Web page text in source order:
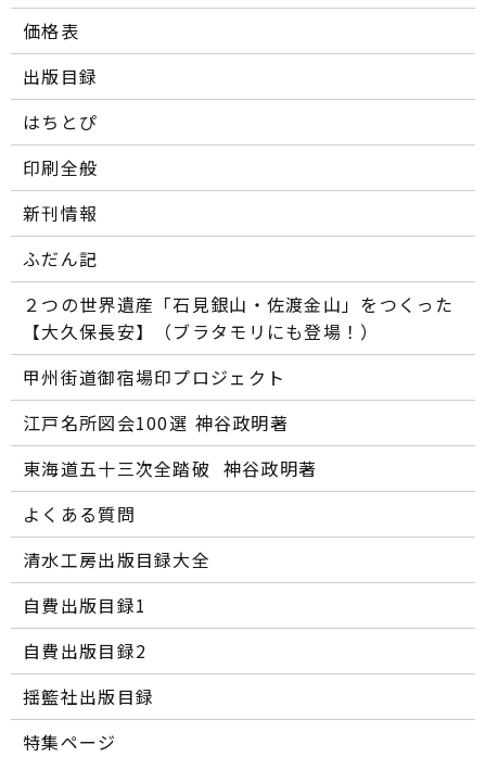
価格表
出版目録
はちとぴ
印刷全般
新刊情報
ふだん記
２つの世界遺産「石見銀山・佐渡金山」をつくった
【大久保長安】（ブラタモリにも登場！）
甲州街道御宿場印プロジェクト
江戸名所図会100選―― 神谷政明著
東海道五十三次全踏破 ―― 神谷政明著
よくある質問
清水工房出版目録大全
自費出版目録1
自費出版目録2
揺籃社出版目録
特集ページ